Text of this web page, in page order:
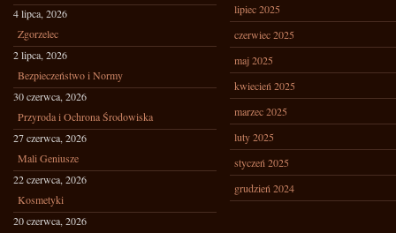
4 lipca, 2026
Zgorzelec
2 lipca, 2026
Bezpieczeństwo i Normy
30 czerwca, 2026
Przyroda i Ochrona Środowiska
27 czerwca, 2026
Mali Geniusze
22 czerwca, 2026
Kosmetyki
20 czerwca, 2026
lipiec 2025
czerwiec 2025
maj 2025
kwiecień 2025
marzec 2025
luty 2025
styczeń 2025
grudzień 2024